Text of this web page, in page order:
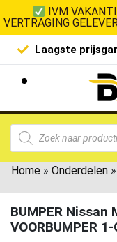
IVM
VERTRAGING
Laagste
Home » Onderdelen »
BUMPER
VOORBUMPER